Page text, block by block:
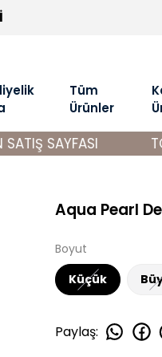
Tüm
Ürünler
SAYFASI
Aqua Pearl
Boyut
Küçük
Paylaş: